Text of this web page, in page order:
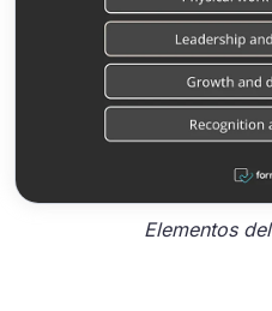
Elementos